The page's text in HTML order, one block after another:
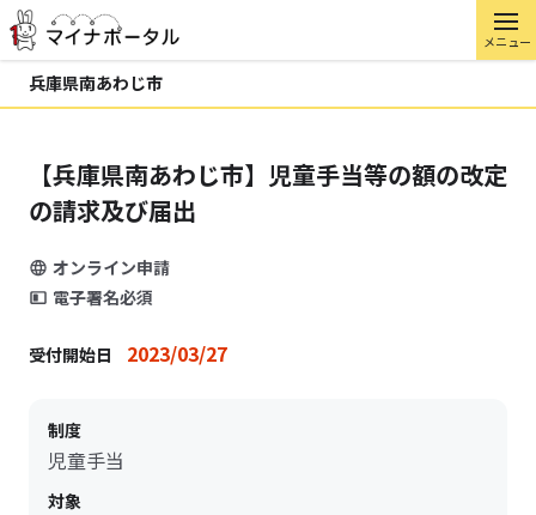
メニュー
兵庫県南あわじ市
【兵庫県南あわじ市】児童手当等の額の改定
の請求及び届出
オンライン申請
電子署名必須
受付開始日 2023/03/27
制度
児童手当
対象